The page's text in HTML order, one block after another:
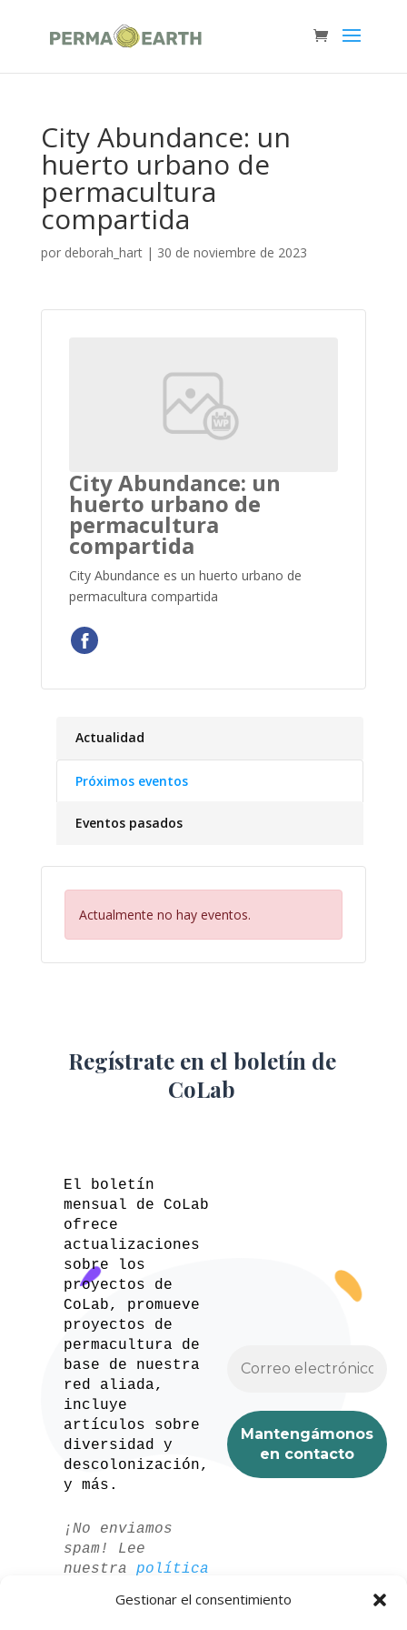
Gestionar el consentimiento
City Abundance: un
huerto urbano de
permacultura
compartida
por deborah_hart| 30 de noviembre de 2023
City Abundance: un
huerto urbano de
permacultura
compartida
City Abundance es un huerto urbano de
permacultura compartida
Actualidad
Próximos eventos
Eventos pasados
Actualmente no hay eventos.
Regístrate en el boletín de
CoLab
El boletín
mensual de CoLab
ofrece
actualizaciones
sobre los
proyectos de
CoLab, promueve
proyectos de
permacultura de
base de nuestra
red aliada,
incluye
artículos sobre
diversidad y
descolonización,
y más.
¡No enviamos
spam! Lee
nuestra política
para más